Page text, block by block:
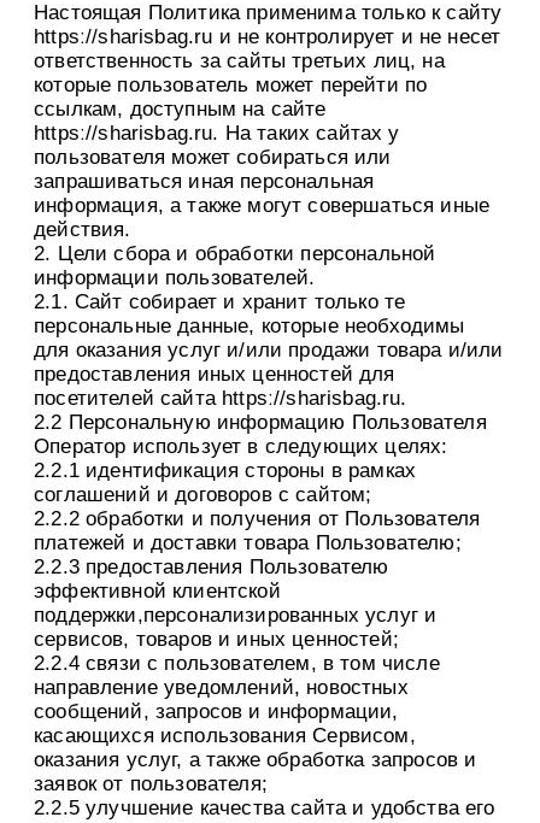
Настоящая Политика применима только к сайту
httpsː//sharisbag.ru и не контролирует и не несет
ответственность за сайты третьих лиц, на
которые пользователь может перейти по
ссылкам, доступным на сайте
httpsː//sharisbag.ru. На таких сайтах у
пользователя может собираться или
запрашиваться иная персональная
информация, а также могут совершаться иные
действия.
2. Цели сбора и обработки персональной
информации пользователей.
2.1. Сайт собирает и хранит только те
персональные данные, которые необходимы
для оказания услуг и/или продажи товара и/или
предоставления иных ценностей для
посетителей сайта httpsː//sharisbag.ru.
2.2 Персональную информацию Пользователя
Оператор использует в следующих целях:
2.2.1 идентификация стороны в рамках
соглашений и договоров с сайтом;
2.2.2 обработки и получения от Пользователя
платежей и доставки товара Пользователю;
2.2.3 предоставления Пользователю
эффективной клиентской
поддержки,персонализированных услуг и
сервисов, товаров и иных ценностей;
2.2.4 связи с пользователем, в том числе
направление уведомлений, новостных
сообщений, запросов и информации,
касающихся использования Сервисом,
оказания услуг, а также обработка запросов и
заявок от пользователя;
2.2.5 улучшение качества сайта и удобства его